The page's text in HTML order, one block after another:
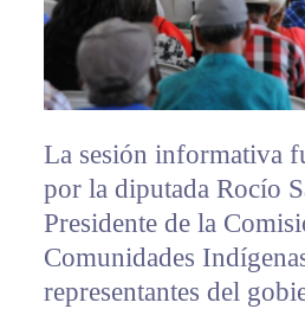
La sesión informativa
por la diputada Rocío
Presidente de la
Comunidades
representantes del